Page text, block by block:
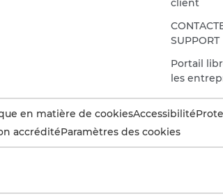
client
SUPPORT
Portail
les
en matière de cookiesAccessibilité
accréditéParamètres des cookies